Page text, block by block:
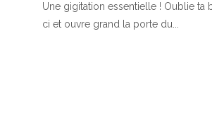
Une gigitation essentielle ! Oublie ta
ci et ouvre grand la porte du...